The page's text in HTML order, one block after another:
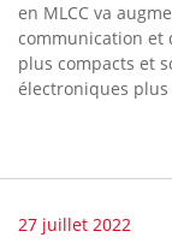
en MLCC va
communication et
plus compacts et
électroniques
27 juillet 2022